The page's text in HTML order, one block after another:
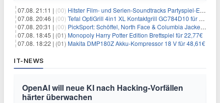
07.08. 21:11 | (00) Hitster Film- und Serien-Soundtracks Partyspiel-Erweiterung für 6,99€
07.08. 20:46 | (00) Tefal OptiGrill 4in1 XL Kontaktgrill GC784D10 für 239,99€
07.08. 20:31 | (00) PickSport: Schöffel, North Face & Columbia Jacken ab 39,60€
07.08. 18:45 | (01) Monopoly Harry Potter Edition Brettspiel für 22,77€
07.08. 18:22 | (01) Makita DMP180Z Akku-Kompressor 18 V für 48,61€
IT-NEWS
OpenAI will neue KI nach Hacking-Vorfällen
härter überwachen